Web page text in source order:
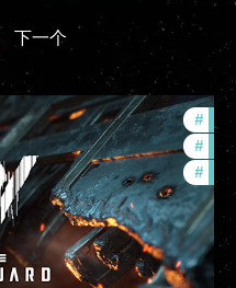
下一个
#
#
#